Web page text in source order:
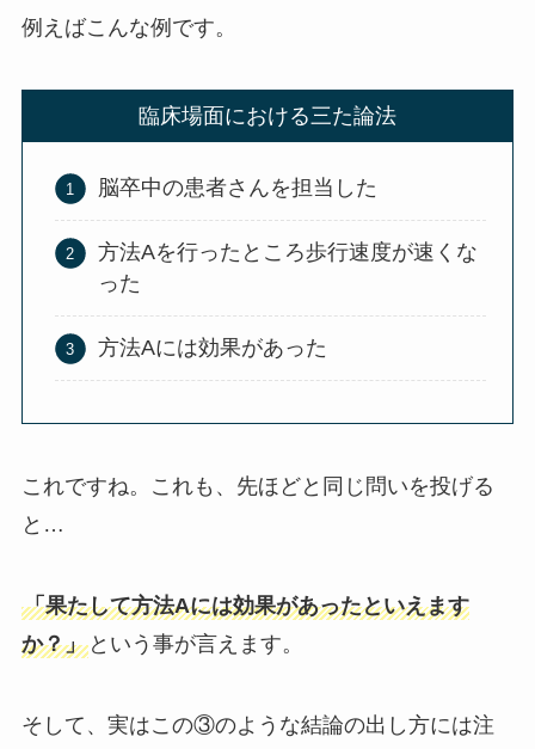
例えばこんな例です。
臨床場面における三た論法
脳卒中の患者さんを担当した
方法Aを行ったところ歩行速度が速くな
った
方法Aには効果があった
これですね。これも、先ほどと同じ問いを投げる
と…
「果たして方法Aには効果があったといえます
か？」という事が言えます。
そして、実はこの③のような結論の出し方には注